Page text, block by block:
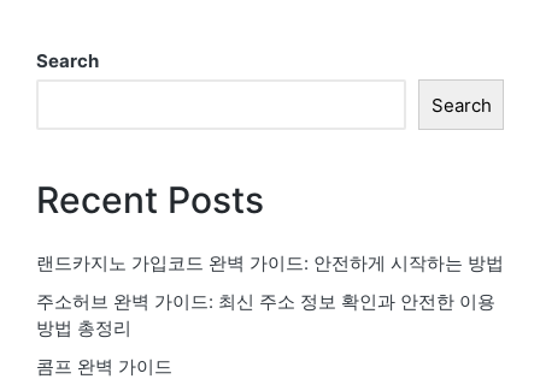
Search
Search
Recent Posts
랜드카지노 가입코드 완벽 가이드: 안전하게 시작하는 방법
주소허브 완벽 가이드: 최신 주소 정보 확인과 안전한 이용
방법 총정리
콤프 완벽 가이드